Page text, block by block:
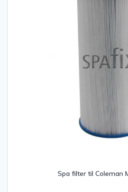
Spa filter til Coleman